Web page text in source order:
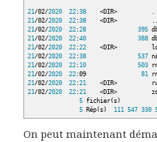
21/02/2020 22 :38 <DIR> .
21/02/2020 22 :38 <DIR> ..
21/02/2020 22 :28 395
21/02/2020 22 :40 388
21/02/2020 22 :22 <DIR>
21/02/2020 22 :38 537
21/02/2020 22 : 10 503
21/02/2020 22 :0981
21/02/2020 22 :21 <DIR>
21/02/2020 22 :21 <DIR>
5 fichier ( s)
5 Rép ( s) 111 547 330
On peut maintenant